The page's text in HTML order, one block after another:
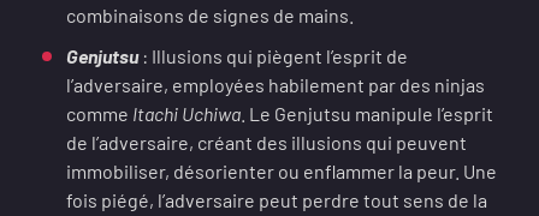
combinaisons de signes de mains.
Genjutsu: Illusions qui piègent l’esprit de
l’adversaire, employées habilement par des ninjas
comme Itachi Uchiwa . Le Genjutsu manipule l’esprit
de l’adversaire, créant des illusions qui peuvent
immobiliser, désorienter ou enflammer la peur. Une
fois piégé, l’adversaire peut perdre tout sens de la